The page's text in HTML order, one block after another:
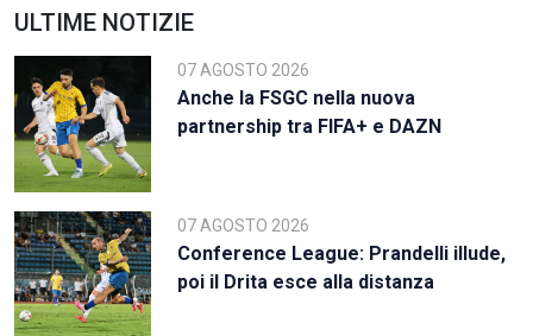
ULTIME NOTIZIE
07 AGOSTO 2026
Anche la FSGC nella nuova
partnership tra FIFA+ e DAZN
07 AGOSTO 2026
Conference League: Prandelli illude,
poi il Drita esce alla distanza